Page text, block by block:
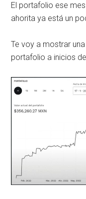
El portafolio ese
ahorita ya está un
Te voy a mostrar
portafolio a inicios